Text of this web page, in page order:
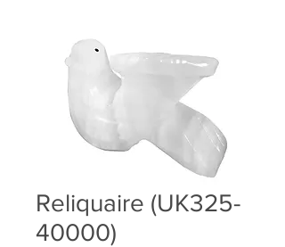
Reliquaire (UK325-
40000)